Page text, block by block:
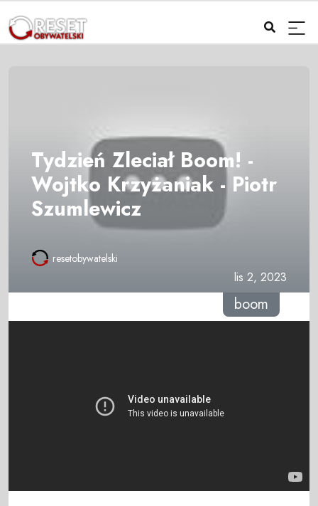
Tydzień Zleciał Boom! -
Wojtko Krzyżaniak - Piotr
Szumlewicz
resetobywatelski
lis 2, 2023
boom